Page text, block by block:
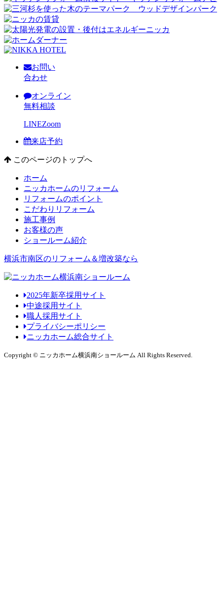
お問い
合わせ
オンライン
無料相談
LINEZoom
来店予約
このページのトップへ
ホーム
ニッカホームのリフォーム
リフォームのポイント
こだわりリフォーム
施工事例
お客様の声
ショールーム紹介
横浜市南区のリフォーム＆増改築なら
2025年新卒採用サイト
中途採用サイト
職人採用サイト
プライバシーポリシー
ニッカホーム総合サイト
Copyright © ニッカホーム横浜南ショールーム All Rights Reserved.